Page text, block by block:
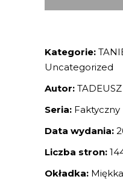
Kategorie:
Uncategorized
Autor:
Seria:
Data wydania:
Liczba stron:
Okładka: